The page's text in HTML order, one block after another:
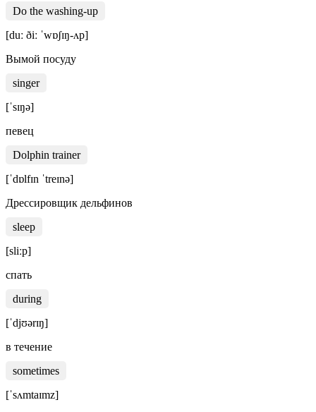
Do the washing-up
[duː ðiː ˈwɒʃɪŋ-ʌp]
Вымой посуду
singer
[ˈsɪŋə]
певец
Dolphin trainer
[ˈdɒlfɪn ˈtreɪnə]
Дрессировщик дельфинов
sleep
[sliːp]
спать
during
[ˈdjʊərɪŋ]
в течение
sometimes
[ˈsʌmtaɪmz]